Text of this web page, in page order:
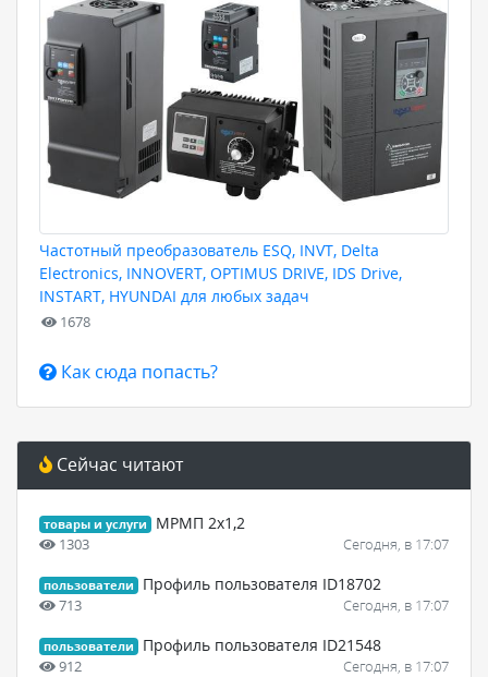
Частотный преобразователь ESQ, INVT, Delta
Electronics, INNOVERT, OPTIMUS DRIVE, IDS Drive,
INSTART, HYUNDAI для любых задач
1678
Как сюда попасть?
Сейчас читают
товары и услуги МРМП 2х1,2
1303 Сегодня, в 17:07
пользователи Профиль пользователя ID18702
713 Сегодня, в 17:07
пользователи Профиль пользователя ID21548
912 Сегодня, в 17:07